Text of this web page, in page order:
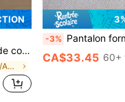
le travail et les affaires
de Printemps/Automne Pantalon de costume pour homm
-3% Pantalon formel d'affaires de couleur unie pour hommes, pantalon de
CA$33.45 60+